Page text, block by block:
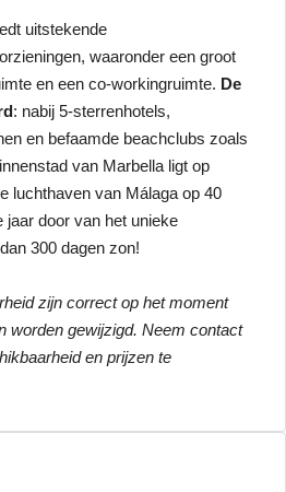
uitstekende
waaronder een groot
en een co-workingruimte. De
: nabij 5-sterrenhotels,
en befaamde beachclubs zoals
van Marbella ligt op
luchthaven van Málaga op 40
jaar door van het unieke
300 dagen zon!
zijn correct op het moment
worden gewijzigd. Neem contact
en prijzen te